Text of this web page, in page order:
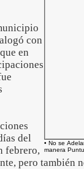
• No se
manera
con
en
del
febrero,
pero también